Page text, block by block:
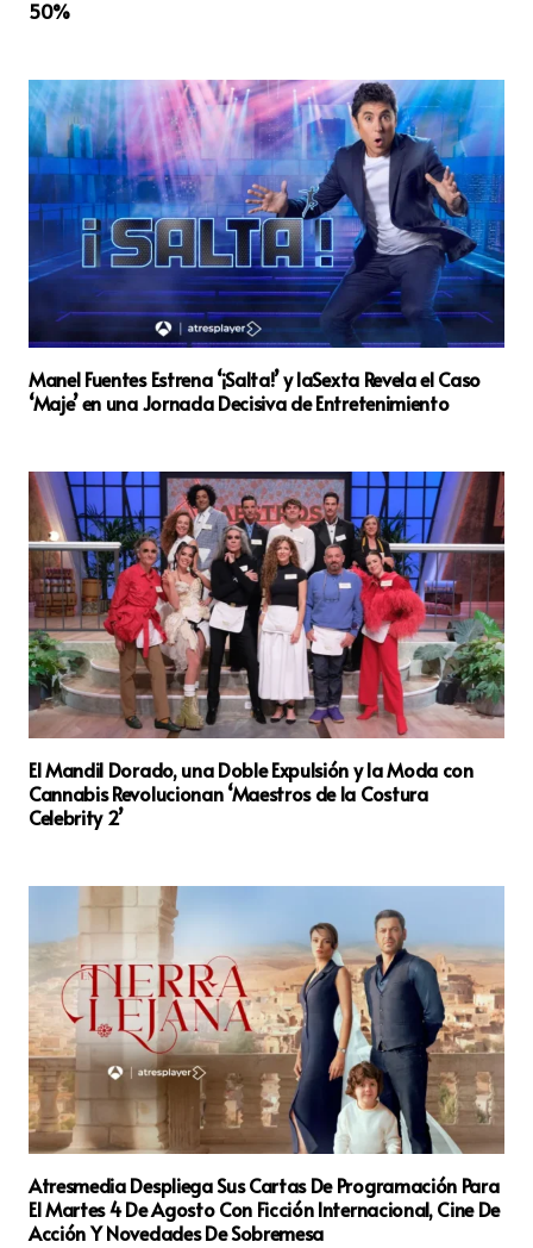
50%
Manel Fuentes Estrena ‘¡Salta!’ y laSexta Revela el Caso
‘Maje’ en una Jornada Decisiva de Entretenimiento
El Mandil Dorado, una Doble Expulsión y la Moda con
Cannabis Revolucionan ‘Maestros de la Costura
Celebrity 2’
Atresmedia Despliega Sus Cartas De Programación Para
El Martes 4 De Agosto Con Ficción Internacional, Cine De
Acción Y Novedades De Sobremesa